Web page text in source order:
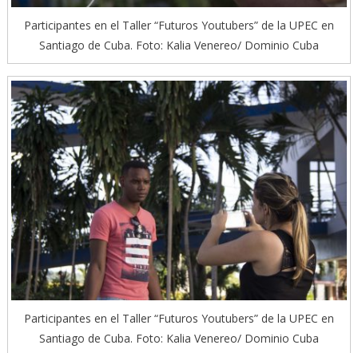
Participantes en el Taller “Futuros Youtubers” de la UPEC en
Santiago de Cuba. Foto: Kalia Venereo/ Dominio Cuba
Participantes en el Taller “Futuros Youtubers” de la UPEC en
Santiago de Cuba. Foto: Kalia Venereo/ Dominio Cuba